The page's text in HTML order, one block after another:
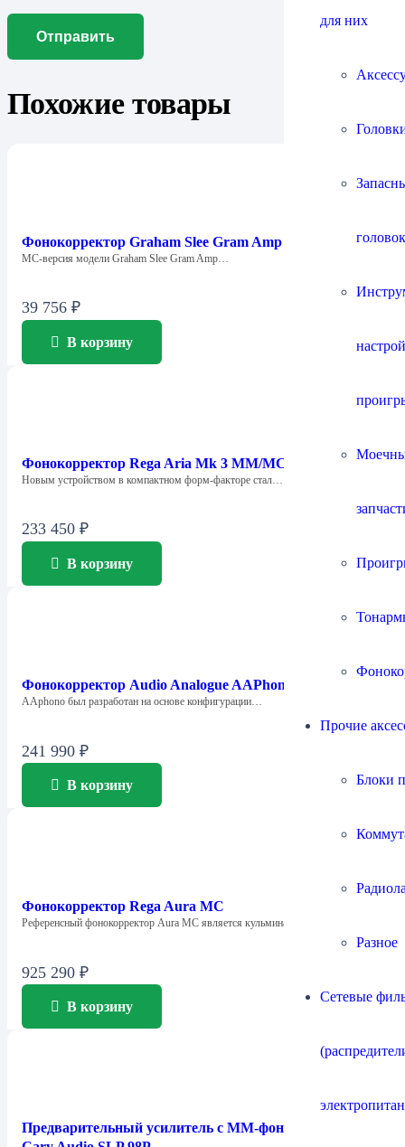
для них
Прочие
Блоки
Разное
Сетевые
Похожие товары
Фонокорректор Graham Slee Gram Amp 3 Fanfare (MC)
МС-версия модели Graham Slee Gram Amp…
39 756 ₽
В корзину
Фонокорректор Rega Aria Mk 3 MM/MC
Новым устройством в компактном форм-факторе стал…
233 450 ₽
В корзину
Фонокорректор Audio Analogue AAPhono
AAphono был разработан на основе конфигурации…
241 990 ₽
В корзину
Фонокорректор Rega Aura МС
Референсный фонокорректор Aura MC является кульминацией…
925 290 ₽
В корзину
Предварительный усилитель с ММ-фонокорректором